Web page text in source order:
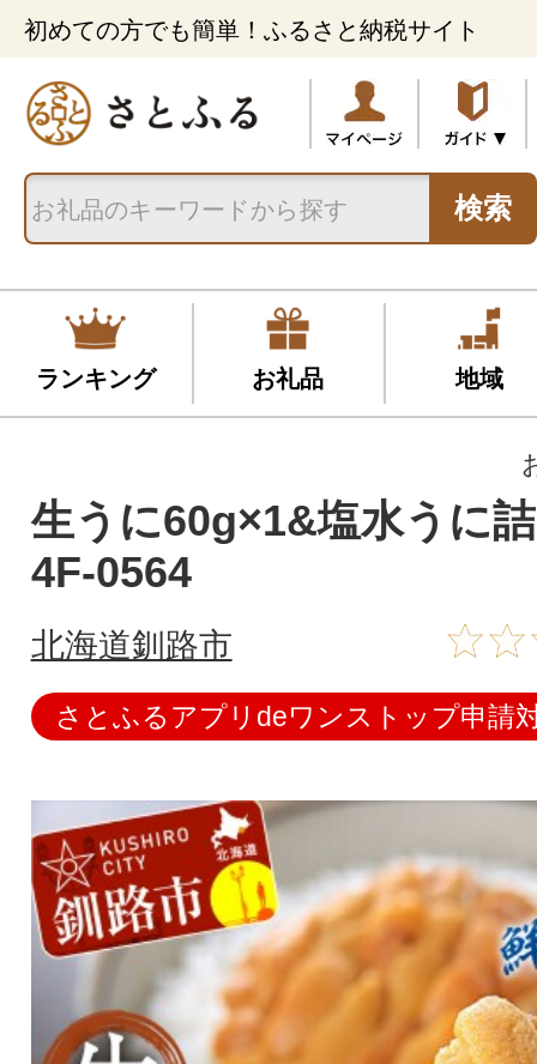
初めての方でも簡単！ふるさと納税サイト
検索
ランキング お礼品 地域
生うに60g×1&塩水うに
4F-0564
北海道釧路市
さとふるアプリdeワンストップ申請